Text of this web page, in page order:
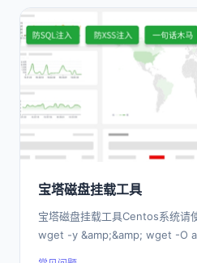
宝塔磁盘挂载工具
宝塔磁盘挂载工具Centos系统请
wget -y &amp;&amp; wget -O